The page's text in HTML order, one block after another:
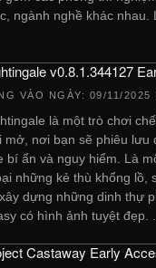
ngành nghề khác nhau.
v0.8.1.344127
VÀO NGÀY: 09/11/2025
là một trò chơi
mở, nơi bạn sẽ phiêu lưu
bí ẩn và nguy hiểm. Là
những kẻ thù khổng lồ,
dựng những dinh thự
có hình ảnh tuyệt đẹp. ...
Castaway Early